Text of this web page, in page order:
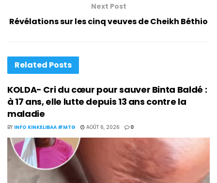
Next Post
Révélations sur les cinq veuves de Cheikh Béthio
Related Posts
KOLDA- Cri du cœur pour sauver Binta Baldé :
à 17 ans, elle lutte depuis 13 ans contre la
maladie
BY INFO KINKELIBAA #MTG AOÛT 6, 2026 0